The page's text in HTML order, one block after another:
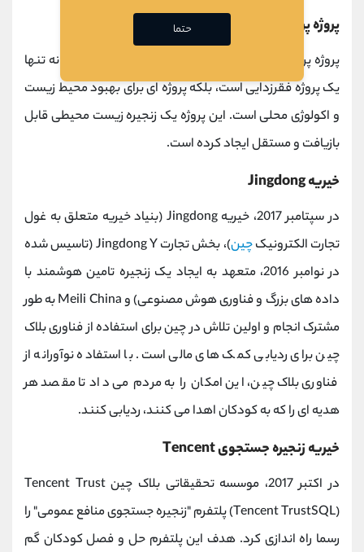
پروژه پرورش زنبور عسل هیمالیا
پروژه پرورش زنبورهای هیمالیا که در ژوئن 2017 آغاز شد، نه تنها
یک پروژه فقرزدایی است، بلکه پروژه ای برای بهبود محیط زیست
و اکولوژی محلی است. این پروژه یک زنجیره زیست محیطی قابل
بازیافت و مستقل ایجاد کرده است.
خیریه Jingdong
در سپتامبر 2017، خیریه Jingdong (بنیاد خیریه متعلق به غول
تجارت الکترونیکچین
)، بخش تجارت Jingdong Y (تاسیس شده
در نوامبر 2016، متعهد به ایجاد یک زنجیره تامین هوشمند با
داده های بزرگ و فناوری هوش مصنوعی) و Meili China به طور
مشترک انجام و اولین تلاش در چین برای استفاده از فناوری بلاک
چین برای ردیابی کمک های مالی است. با استفاده نوآورانه از
فناوری بلاک چین، این امکان را به مردم می داد تا مقصد هر
هدیه ای را که به کودکان اهدا می کنند، ردیابی کنند.
خیریه زنجیره جستجوی Tencent
در اکتبر 2017، موسسه تحقیقاتی بلاک چین Tencent Trust
(Tencent TrustSQL) پلتفرم "زنجیره جستجوی منافع عمومی" را
رسما راه اندازی کرد. هدف این پلتفرم حل و فصل کودکان گم
حتما